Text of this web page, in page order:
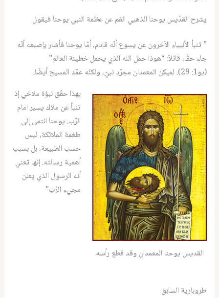
يشرح القدّيس يوحنا الذهبي الفم عن عظمة النبي يوحنا فيقول
” تنبأ الأنبياء الآخرون عن يسوع أنّه قادم، أمّا يوحنا فأشار بإصبعه أنّه
جاء حقًا، قائلاً: “هوذا حمل الله الذي يحمل خطيئة العالم”
(يو1: 29). لميكن المعمدان مجرّد نبيّ، ولكنّه عمّد المسيح أيضًا.
القديس يوحنا المعمدان وقد قطع رأسه
بهذا حقّق نبؤة ملاخي إذ
تنبأ عن ملاك يسير امام
الرّب. يوحنا انتمى إلى
طغمة الملائكة، ليس
حسب الطبيعة، بل بسبب
أهمية رسالته. إنها تعني
أنه الرسول الذي يعلن
مجيء الرّب”
طروبارية السابق